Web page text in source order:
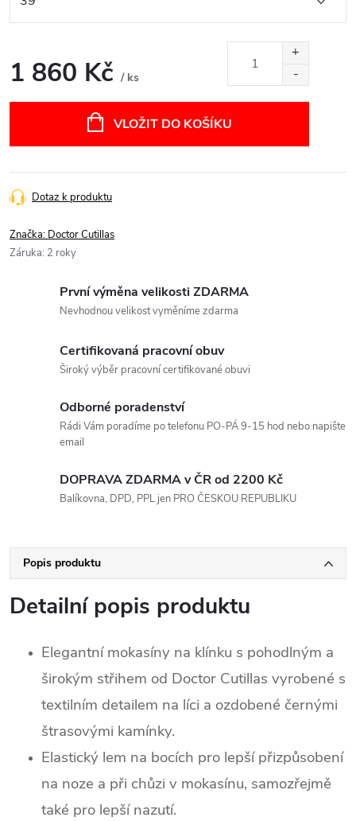
1 860 Kč / ks
VLOŽIT DO KOŠÍKU
Dotaz k produktu
Značka: Doctor Cutillas
Záruka: 2 roky
První výměna velikosti ZDARMA
Nevhodnou velikost vyměníme zdarma
Certifikovaná pracovní obuv
Široký výběr pracovní certifikované obuvi
Odborné poradenství
Rádi Vám poradíme po telefonu PO-PÁ 9-15 hod nebo napište
email
DOPRAVA ZDARMA v ČR od 2200 Kč
Balíkovna, DPD, PPL jen PRO ČESKOU REPUBLIKU
Popis produktu
Detailní popis produktu
Elegantní mokasíny na klínku s pohodlným a
širokým střihem od Doctor Cutillas vyrobené s
textilním detailem na líci a ozdobené černými
štrasovými kamínky.
Elastický lem na bocích pro lepší přizpůsobení
na noze a při chůzi v mokasínu, samozřejmě
také pro lepší nazutí.